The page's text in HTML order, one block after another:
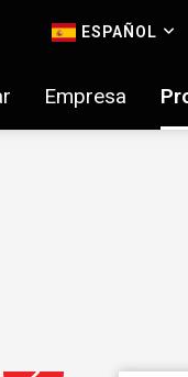
ESPAÑOL
Empresa